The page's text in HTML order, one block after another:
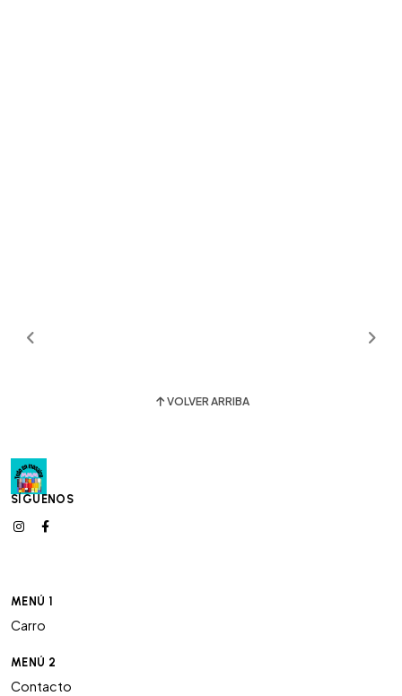
VOLVER ARRIBA
SÍGUENOS
MENÚ 1
Carro
MENÚ 2
Contacto